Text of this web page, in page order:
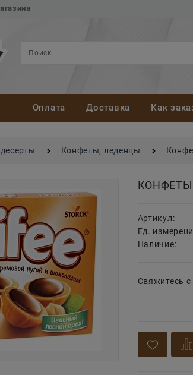
Оплата Доставка Как
Конфеты, леденцы
Артикул:
Ед.
Наличие:
Свяжитесь